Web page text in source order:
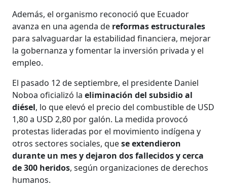
Además, el organismo reconoció que Ecuador
avanza en una agenda de reformas estructurales
para salvaguardar la estabilidad financiera, mejorar
la gobernanza y fomentar la inversión privada y el
empleo.
El pasado 12 de septiembre, el presidente Daniel
Noboa oficializó laeliminación del subsidio al
diésel, lo que elevó el precio del combustible de USD
1,80 a USD 2,80 por galón. La medida provocó
protestas lideradas por el movimiento indígena y
otros sectores sociales, quese extendieron
durante un mes y dejaron dos fallecidos y cerca
de 300 heridos, según organizaciones de derechos
humanos.